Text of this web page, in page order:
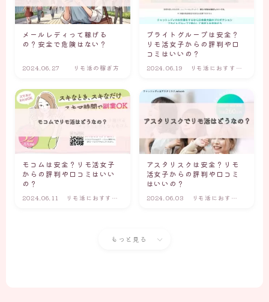
メールレディって稼げる
の？安全で危険はない？
2024.06.27 リモ活の稼ぎ方
ブライトグループは安全？
リモ活女子からの評判や口
コミはいいの？
2024.06.19
リモ活におすすめ
モコムは安全？リモ活女子
からの評判や口コミはいい
の？
2024.06.11
リモ活におすすめ
アスタリスクは安全？リモ
活女子からの評判や口コミ
はいいの？
2024.06.03
リモ活におすす
もっと見る